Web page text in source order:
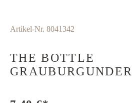
Artikel-Nr. 8041342
THE BOTTLE